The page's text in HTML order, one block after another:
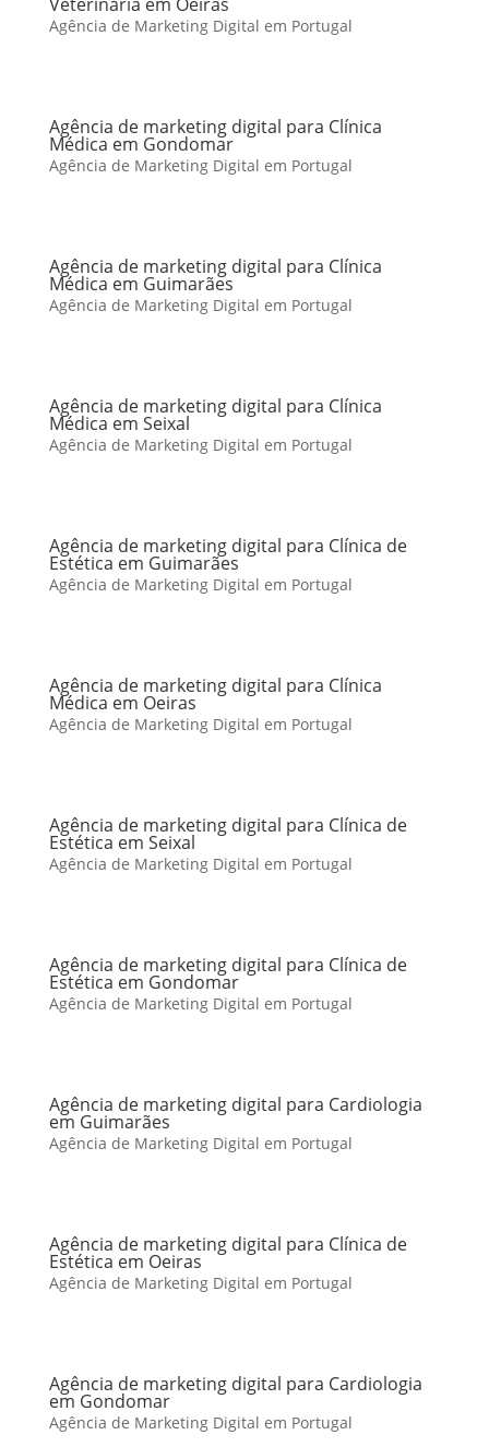
Agência de Marketing Digital em Portugal
Agência de marketing digital para Clínica
Médica em Gondomar
Agência de Marketing Digital em Portugal
Agência de marketing digital para Clínica
Médica em Guimarães
Agência de Marketing Digital em Portugal
Agência de marketing digital para Clínica
Médica em Seixal
Agência de Marketing Digital em Portugal
Agência de marketing digital para Clínica de
Estética em Guimarães
Agência de Marketing Digital em Portugal
Agência de marketing digital para Clínica
Médica em Oeiras
Agência de Marketing Digital em Portugal
Agência de marketing digital para Clínica de
Estética em Seixal
Agência de Marketing Digital em Portugal
Agência de marketing digital para Clínica de
Estética em Gondomar
Agência de Marketing Digital em Portugal
Agência de marketing digital para Cardiologia
em Guimarães
Agência de Marketing Digital em Portugal
Agência de marketing digital para Clínica de
Estética em Oeiras
Agência de Marketing Digital em Portugal
Agência de marketing digital para Cardiologia
em Gondomar
Agência de Marketing Digital em Portugal